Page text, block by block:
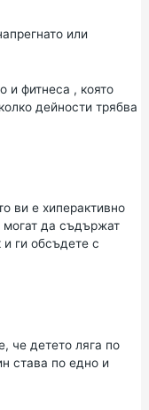
или
и фитнеса , която
дейности трябва
ви е хиперактивно
могат да съдържат
ги обсъдете с
че детето ляга по
става по едно и